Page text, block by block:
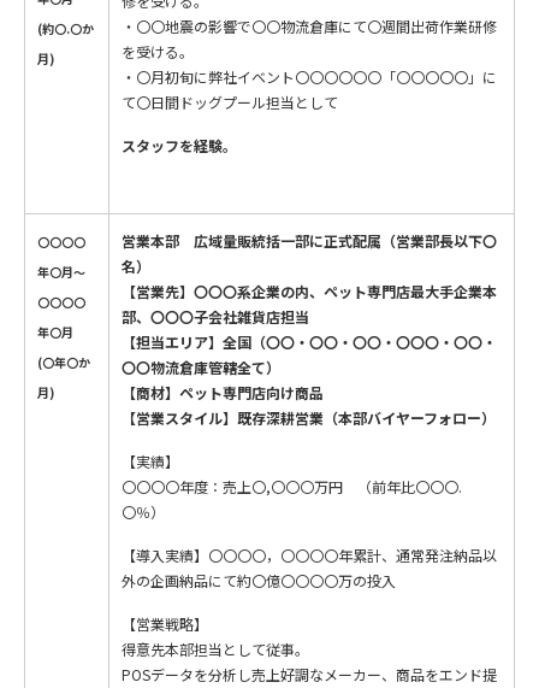
(約〇.〇か
月)
・〇〇地震の影響で〇〇物流倉庫にて〇週間出荷作業研修
を受ける。
・〇月初旬に弊社イベント〇〇〇〇〇〇「〇〇〇〇〇」に
て〇日間ドッグプール担当として
スタッフを経験。
〇〇〇〇
年〇月～
〇〇〇〇
年〇月
(〇年〇か
月)
営業本部 広域量販統括一部に正式配属（営業部長以下〇
名）
【営業先】〇〇〇系企業の内、ペット専門店最大手企業本
部、〇〇〇子会社雑貨店担当
【担当エリア】全国（〇〇・〇〇・〇〇・〇〇〇・〇〇・
〇〇物流倉庫管轄全て）
【商材】ペット専門店向け商品
【営業スタイル】既存深耕営業（本部バイヤーフォロー）
【実績】
〇〇〇〇年度：売上〇,〇〇〇万円 （前年比〇〇〇.
〇％）
【導入実績】〇〇〇〇，〇〇〇〇年累計、通常発注納品以
外の企画納品にて約〇億〇〇〇〇万の投入
【営業戦略】
得意先本部担当として従事。
POSデータを分析し売上好調なメーカー、商品をエンド提